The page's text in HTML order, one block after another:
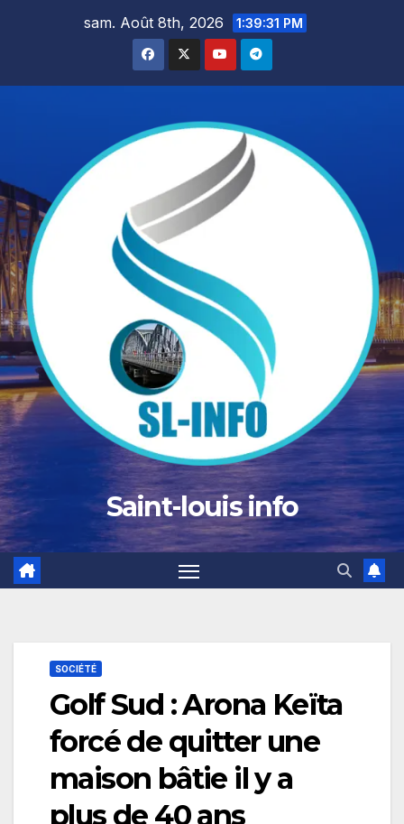
sam. Août 8th, 2026 1:39:33 PM
Saint-louis info
SOCIÉTÉ
Golf Sud : Arona Keïta
forcé de quitter une
maison bâtie il y a
plus de 40 ans